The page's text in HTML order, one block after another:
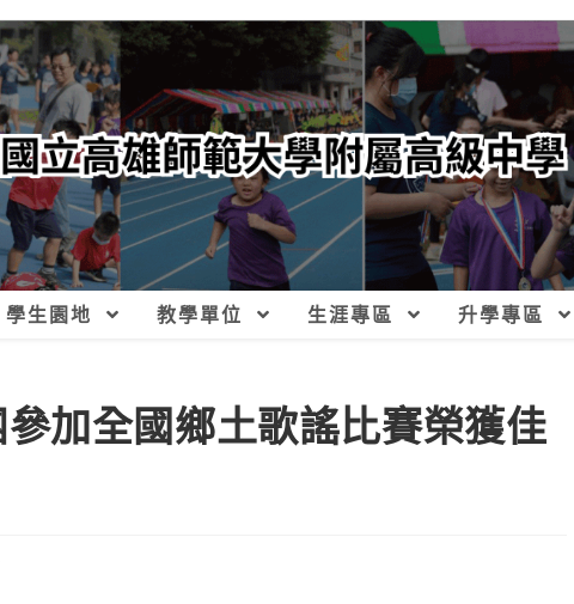
學生園地 教學單位 生涯專區 升學專區
加全國鄉土歌謠比賽榮獲佳